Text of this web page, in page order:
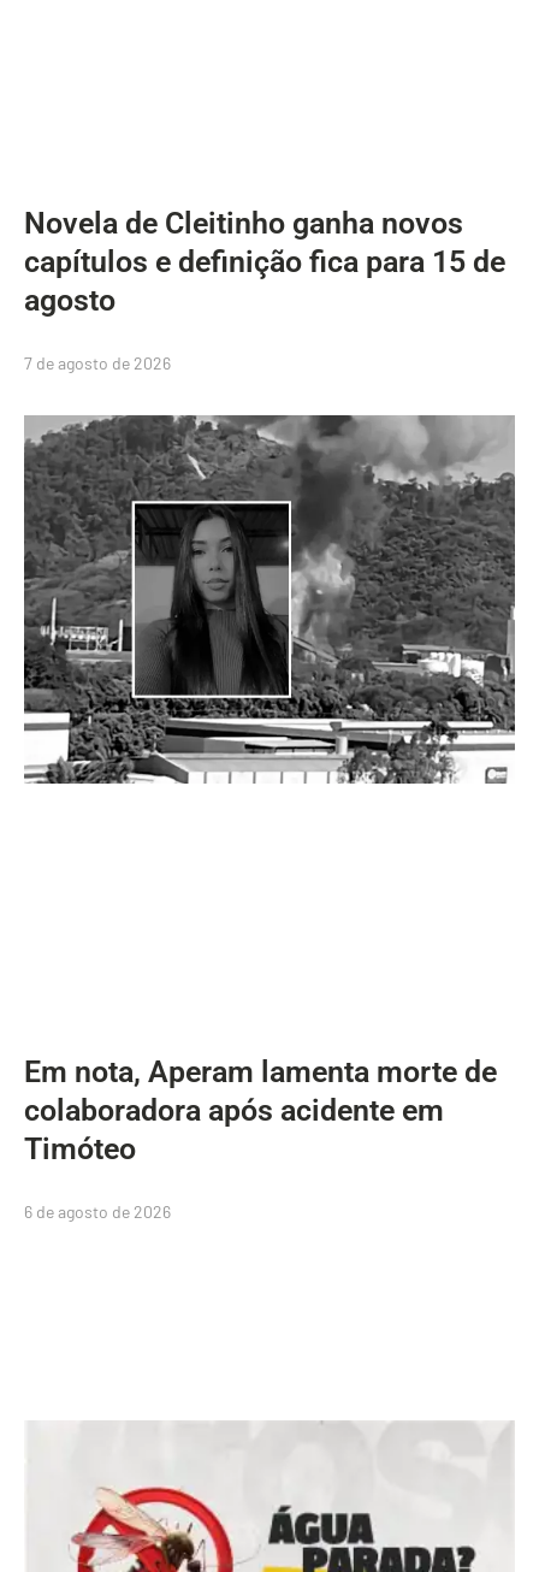
Novela de Cleitinho ganha novos
capítulos e definição fica para 15 de
agosto
7 de agosto de 2026
Em nota, Aperam lamenta morte de
colaboradora após acidente em
Timóteo
6 de agosto de 2026